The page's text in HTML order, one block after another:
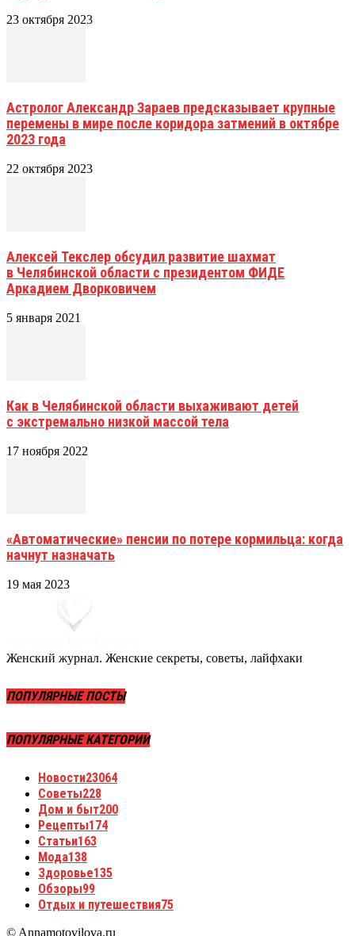
23 октября 2023
Астролог Александр Зараев предсказывает крупные
перемены в мире после коридора затмений в октябре
2023 года
22 октября 2023
Алексей Текслер обсудил развитие шахмат
в Челябинской области с президентом ФИДЕ
Аркадием Дворковичем
5 января 2021
Как в Челябинской области выхаживают детей
с экстремально низкой массой тела
17 ноября 2022
«Автоматические» пенсии по потере кормильца: когда
начнут назначать
19 мая 2023
Женский журнал. Женские секреты, советы, лайфхаки
ПОПУЛЯРНЫЕ ПОСТЫ
ПОПУЛЯРНЫЕ КАТЕГОРИИ
Новости23064
Советы228
Дом и быт200
Рецепты174
Статьи163
Мода138
Здоровье135
Обзоры99
Отдых и путешествия75
© Annamotovilova.ru